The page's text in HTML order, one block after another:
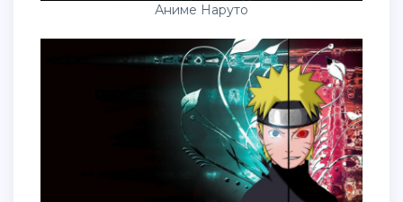
Аниме Наруто